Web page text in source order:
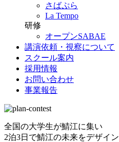
さばぷら
La Tempo
研修
オープンSABAE
講演依頼・視察について
スクール案内
採用情報
お問い合わせ
事業報告
全国の大学生が鯖江に集い
2泊3日で鯖江の未来をデザイン